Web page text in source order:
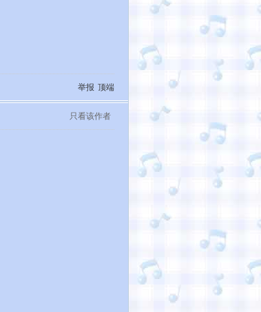
举报 顶端
只看该作者